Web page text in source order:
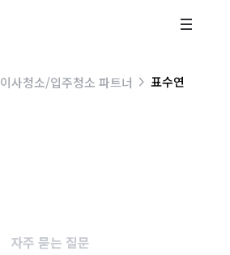
이사청소/입주청소 파트너 표수연
자주 묻는 질문